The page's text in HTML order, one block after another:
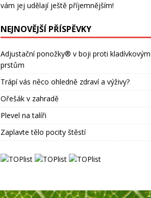
NEJNOVĚJŠÍ PŘÍSPĚVKY
Adjustační ponožky® v boji proti kladívkovým
prstům
Trápí vás něco ohledně zdraví a výživy?
Ořešák v zahradě
Plevel na talíři
Zaplavte tělo pocity štěstí